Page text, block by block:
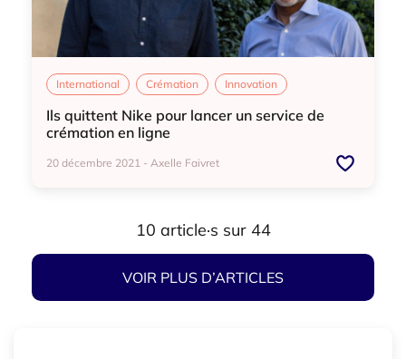
International Crémation Innovation
Ils quittent Nike pour lancer un service de
crémation en ligne
20 décembre 2021 - Axelle Faivret
10 article·s sur 44
VOIR PLUS D’ARTICLES